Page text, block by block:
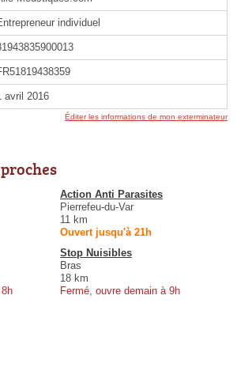
individuel
avril 2016
Éditer les informations de mon exterminateur
Action Anti Parasites
Pierrefeu-du-Var
11 km
Ouvert jusqu'à 21h
Stop Nuisibles
Bras
18 km
Fermé, ouvre demain à 9h